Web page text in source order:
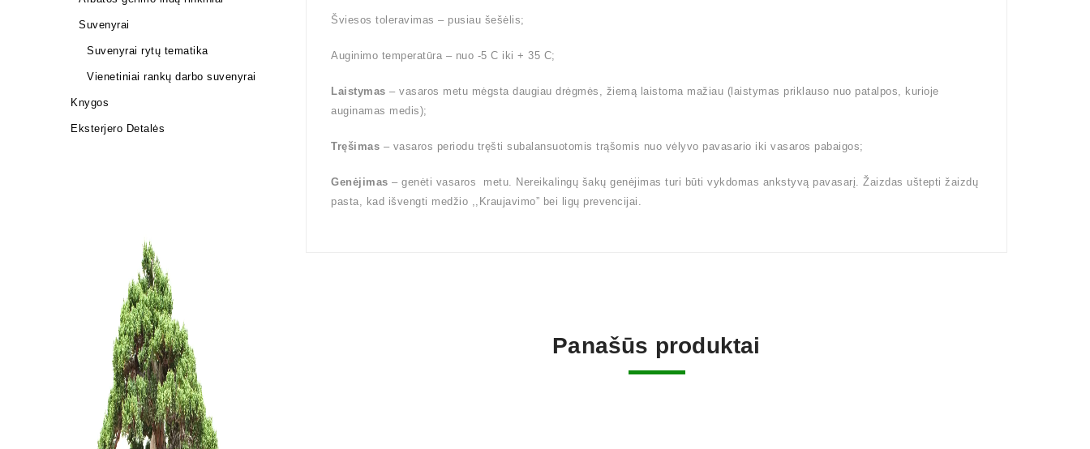
Šviesos toleravimas – pusiau šešėlis;
Auginimo temperatūra – nuo -5 C iki + 35 C;
Laistymas – vasaros metu mėgsta daugiau drėgmės, žiemą laistoma mažiau (laistymas priklauso nuo patalpos, kurioje
auginamas medis);
Tręšimas – vasaros periodu tręšti subalansuotomis trąšomis nuo vėlyvo pavasario iki vasaros pabaigos;
Genėjimas – genėti vasaros metu. Nereikalingų šakų genėjimas turi būti vykdomas ankstyvą pavasarį. Žaizdas uštepti žaizdų
pasta, kad išvengti medžio ,,Kraujavimo” bei ligų prevencijai.
Panašūs produktai
Suvenyrai
Suvenyrai rytų tematika
Vienetiniai rankų darbo suvenyrai
Knygos
Eksterjero Detalės